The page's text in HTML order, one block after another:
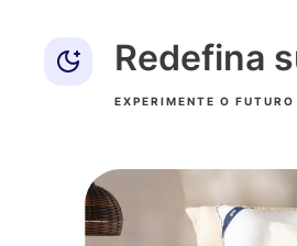
Redefina
EXPERIMENTE O